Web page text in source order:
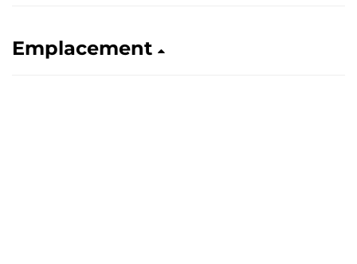
Emplacement